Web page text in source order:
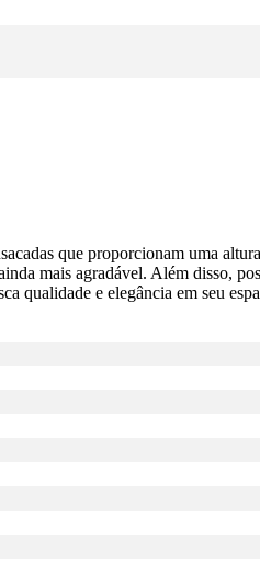
que proporcionam uma
mais agradável. Além disso,
qualidade e elegância em seu